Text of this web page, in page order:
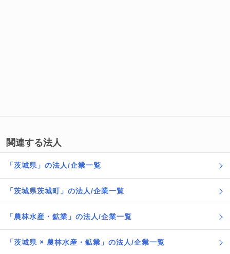
関連する法人
「茨城県」の法人/企業一覧
「茨城県茨城町」の法人/企業一覧
「農林水産・鉱業」の法人/企業一覧
「茨城県 × 農林水産・鉱業」の法人/企業一覧